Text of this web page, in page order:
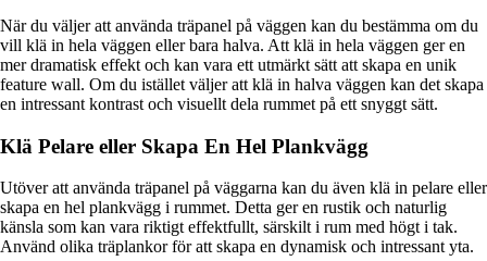
När du väljer att använda träpanel på väggen kan du bestämma om du
vill klä in hela väggen eller bara halva. Att klä in hela väggen ger en
mer dramatisk effekt och kan vara ett utmärkt sätt att skapa en unik
feature wall. Om du istället väljer att klä in halva väggen kan det skapa
en intressant kontrast och visuellt dela rummet på ett snyggt sätt.
Klä Pelare eller Skapa En Hel Plankvägg
Utöver att använda träpanel på väggarna kan du även klä in pelare eller
skapa en hel plankvägg i rummet. Detta ger en rustik och naturlig
känsla som kan vara riktigt effektfullt, särskilt i rum med högt i tak.
Använd olika träplankor för att skapa en dynamisk och intressant yta.